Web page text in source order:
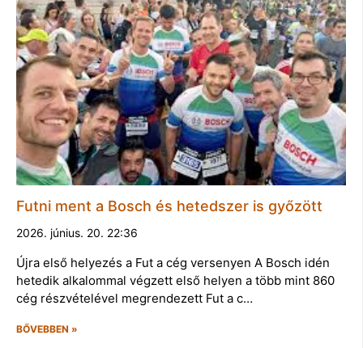
Futni ment a Bosch és hetedszer is győzött
2026. június. 20. 22:36
Újra első helyezés a Fut a cég versenyen A Bosch idén
hetedik alkalommal végzett első helyen a több mint 860
cég részvételével megrendezett Fut a c…
BŐVEBBEN »